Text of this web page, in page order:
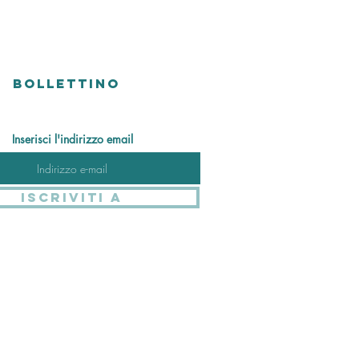
BOLLETTINO
Inserisci l'indirizzo email
Iscriviti a